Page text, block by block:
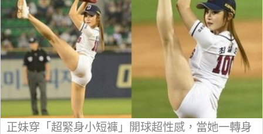
正妹穿「超緊身小短褲」開球超性感，當她一轉身